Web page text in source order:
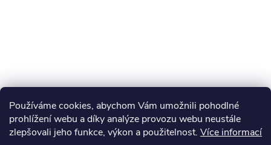
Používáme cookies, abychom Vám umožnili pohodlné
prohlížení webu a díky analýze provozu webu neustále
zlepšovali jeho funkce, výkon a použitelnost. Více informací